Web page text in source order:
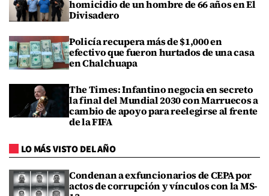
homicidio de un hombre de 66 años en El
Divisadero
Policía recupera más de $1,000 en
efectivo que fueron hurtados de una casa
en Chalchuapa
The Times: Infantino negocia en secreto
la final del Mundial 2030 con Marruecos a
cambio de apoyo para reelegirse al frente
de la FIFA
LO MÁS VISTO DEL AÑO
Condenan a exfuncionarios de CEPA por
actos de corrupción y vínculos con la MS-